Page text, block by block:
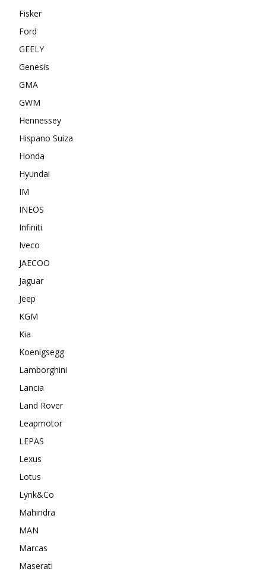
Fisker
Ford
GEELY
Genesis
GMA
GWM
Hennessey
Hispano Suiza
Honda
Hyundai
IM
INEOS
Infiniti
Iveco
JAECOO
Jaguar
Jeep
KGM
Kia
Koenigsegg
Lamborghini
Lancia
Land Rover
Leapmotor
LEPAS
Lexus
Lotus
Lynk&Co
Mahindra
MAN
Marcas
Maserati